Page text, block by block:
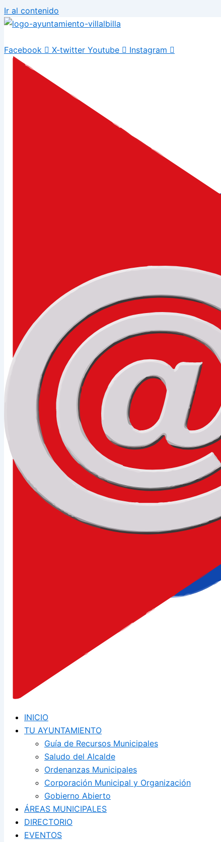
Ir al contenido
Facebook X-twitter Youtube Instagram
INICIO
TU AYUNTAMIENTO
Guía de Recursos Municipales
Saludo del Alcalde
Ordenanzas Municipales
Corporación Municipal y Organización
Gobierno Abierto
ÁREAS MUNICIPALES
DIRECTORIO
EVENTOS